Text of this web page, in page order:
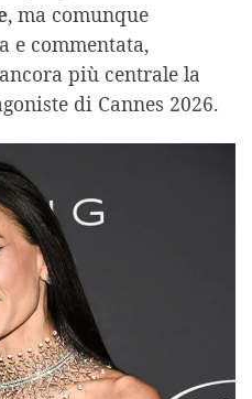
, ma comunque
e commentata,
più centrale la
di Cannes 2026.